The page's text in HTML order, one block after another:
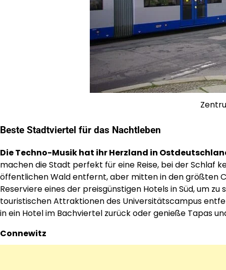
Beste Stadtviertel für das Nachtleben
Die Techno-Musik hat ihr Herzland in
machen die Stadt perfekt für eine Reise, bei der Schlaf
öffentlichen Wald entfernt, aber mitten in den größten
Reserviere eines der preisgünstigen Hotels in Süd, um
touristischen Attraktionen des Universitätscampus
in ein Hotel im Bachviertel zurück oder genieße Tapas
Connewitz